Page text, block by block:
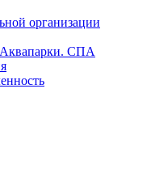
организации
СПА